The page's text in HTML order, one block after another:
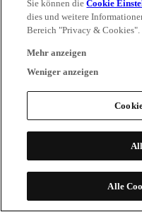
Sie können dieCookie
dies und weitere
Bereich "Privacy & Cookies".
Mehr anzeigen
Weniger anzeigen
Alle